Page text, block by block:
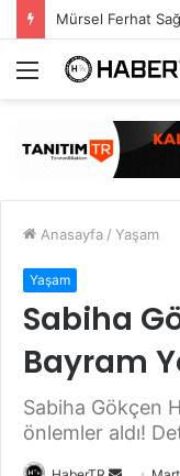
Menü
Anasayfa / Yaşam
Yaşam
Sabiha
Bayram
Sabiha Gökçen
önlemler aldı!